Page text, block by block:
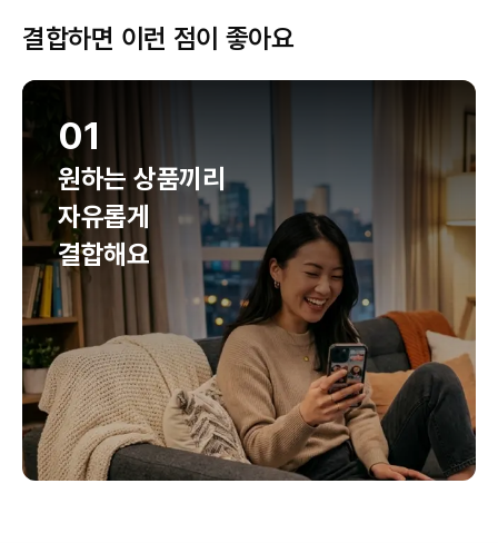
결합하면 이런 점이 좋아요
01
원하는 상품끼리
자유롭게
결합해요